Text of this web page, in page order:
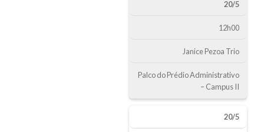
20/5
12h00
Janice Pezoa Trio
Palco do Prédio Administrativo
– Campus II
20/5